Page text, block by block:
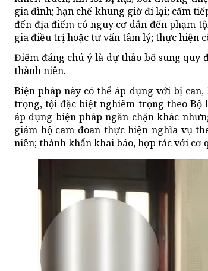
gia đình; hạn chế khung giờ đi lại; cấm
đến địa điểm có nguy cơ dẫn đến phạm
gia điều trị hoặc tư vấn tâm lý; thực hiện
Điểm đáng chú ý là dự thảo bổ sung
thành niên.
Biện pháp này có thể áp dụng với bị
trọng, tội đặc biệt nghiêm trọng theo
áp dụng biện pháp ngăn chặn khác
giám hộ cam đoan thực hiện nghĩa vụ
niên; thành khẩn khai báo, hợp tác với cơ